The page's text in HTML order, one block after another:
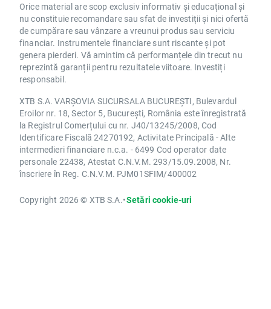
Orice material are scop exclusiv informativ și educațional și
nu constituie recomandare sau sfat de investiții și nici ofertă
de cumpărare sau vânzare a vreunui produs sau serviciu
financiar. Instrumentele financiare sunt riscante și pot
genera pierderi. Vă amintim că performanțele din trecut nu
reprezintă garanții pentru rezultatele viitoare. Investiți
responsabil.
XTB S.A. VARȘOVIA SUCURSALA BUCUREȘTI, Bulevardul
Eroilor nr. 18, Sector 5, București, România este înregistrată
la Registrul Comerțului cu nr. J40/13245/2008, Cod
Identificare Fiscală 24270192, Activitate Principală - Alte
intermedieri financiare n.c.a. - 6499 Cod operator date
personale 22438, Atestat C.N.V.M. 293/15.09.2008, Nr.
înscriere în Reg. C.N.V.M. PJM01SFIM/400002
Copyright 2026 © XTB S.A.•Setări cookie-uri